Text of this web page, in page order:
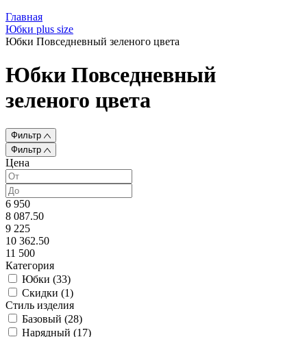
Главная
Юбки plus size
Юбки Повседневный зеленого цвета
Юбки Повседневный
зеленого цвета
Фильтр
Фильтр
Цена
6 950
8 087.50
9 225
10 362.50
11 500
Категория
Юбки (33)
Скидки (1)
Стиль изделия
Базовый (28)
Нарядный (17)